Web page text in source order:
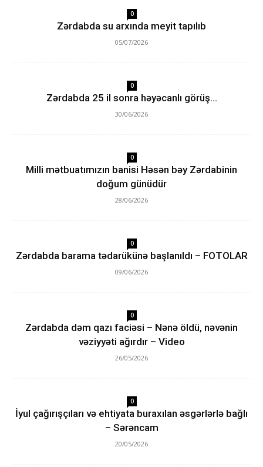
0
Zərdabda su arxında meyit tapılıb
05/07/2026
0
Zərdabda 25 il sonra həyəcanlı görüş…
30/06/2026
0
Milli mətbuatımızın banisi Həsən bəy Zərdabinin
doğum günüdür
28/06/2026
0
Zərdabda barama tədarükünə başlanıldı – FOTOLAR
09/06/2026
0
Zərdabda dəm qazı faciəsi – Nənə öldü, nəvənin
vəziyyəti ağırdır – Video
26/05/2026
0
İyul çağırışçıları və ehtiyata buraxılan əsgərlərlə bağlı
– Sərəncam
20/05/2026